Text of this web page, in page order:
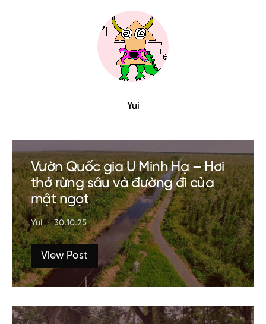
Yui
Vườn Quốc gia U Minh Hạ – Hơi
thở rừng sâu và đường đi của
mật ngọt
Yui 30.10.25
View Post